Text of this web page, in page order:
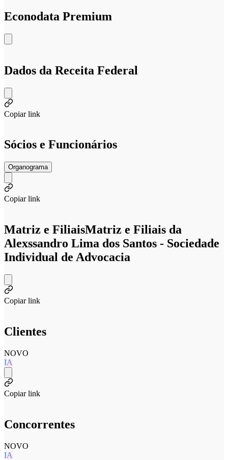
Econodata Premium
Dados da Receita Federal
Copiar link
Sócios e Funcionários
Organograma
Copiar link
Matriz e FiliaisMatriz e Filiais da
Alexssandro Lima dos Santos - Sociedade
Individual de Advocacia
Copiar link
Clientes
NOVO
IA
Copiar link
Concorrentes
NOVO
IA